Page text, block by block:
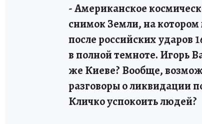
- Американское
снимок Земли, на котором
после российских ударов
в полной темноте. Игорь
же Киеве? Вообще,
разговоры о ликвидации
Кличко успокоить людей?